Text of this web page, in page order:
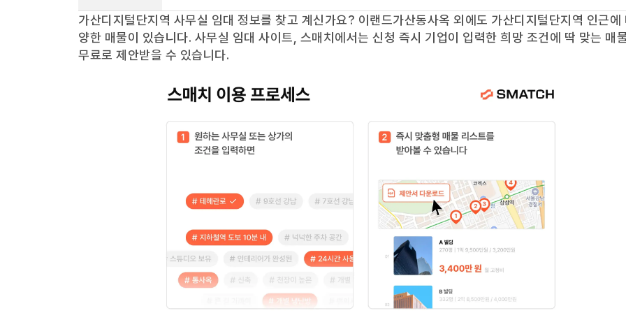
가산디지털단지역 사무실 임대 정보를 찾고 계신가요? 이랜드가산동사옥 외에도 가산디지털단지역 인근에
양한 매물이 있습니다. 사무실 임대 사이트, 스매치에서는 신청 즉시 기업이 입력한 희망 조건에 딱 맞는 매
무료로 제안받을 수 있습니다.